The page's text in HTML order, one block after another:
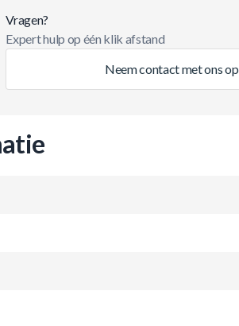
Vragen?
Expert hulp op één klik afstand
Neem contact met ons op